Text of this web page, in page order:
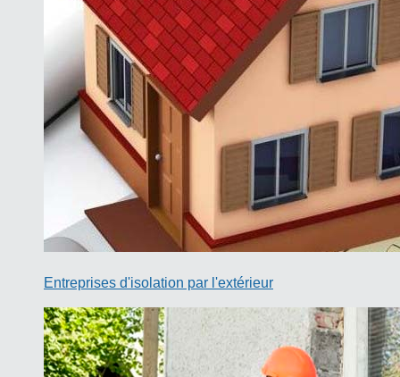
Entreprises d'isolation par l'extérieur